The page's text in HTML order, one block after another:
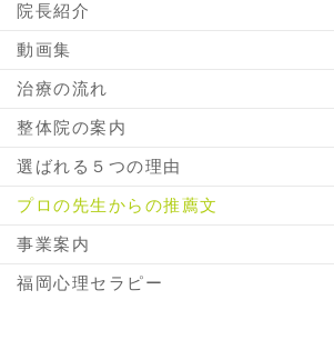
院長紹介
動画集
治療の流れ
整体院の案内
選ばれる５つの理由
プロの先生からの推薦文
事業案内
福岡心理セラピー